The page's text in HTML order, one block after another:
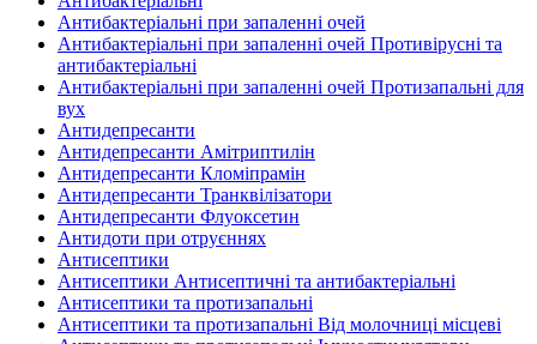
Антибактеріальні при запаленні очей
Антибактеріальні при запаленні очей Противірусні та
антибактеріальні
Антибактеріальні при запаленні очей Протизапальні для
вух
Антидепресанти
Антидепресанти Амітриптилін
Антидепресанти Кломіпрамін
Антидепресанти Транквілізатори
Антидепресанти Флуоксетин
Антидоти при отруєннях
Антисептики
Антисептики Антисептичні та антибактеріальні
Антисептики та протизапальні
Антисептики та протизапальні Від молочниці місцеві